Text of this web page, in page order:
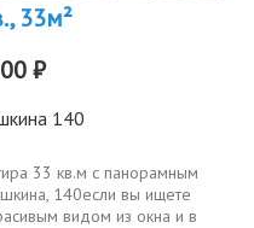
33м²
₽
140
33 кв.м с панорамным
140если вы ищете
видом из окна и в